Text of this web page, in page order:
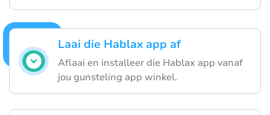
Laai die Hablax app af
Aflaai en installeer die Hablax app vanaf
jou gunsteling app winkel.